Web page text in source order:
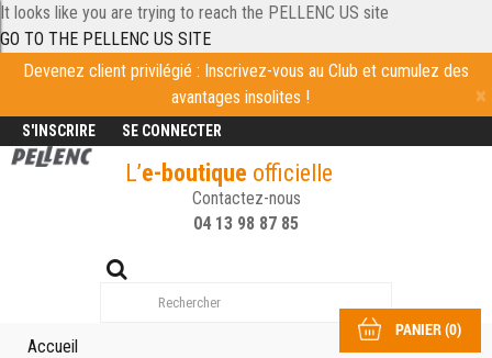
It looks like you are trying to reach the PELLENC US site
GO TO THE PELLENC US SITE
Devenez client privilégié : Inscrivez-vous au Club et cumulez des
avantages insolites !
S'INSCRIRE SE CONNECTER
L’e-boutique officielle
Contactez-nous
04 13 98 87 85
PANIER(0)
Accueil